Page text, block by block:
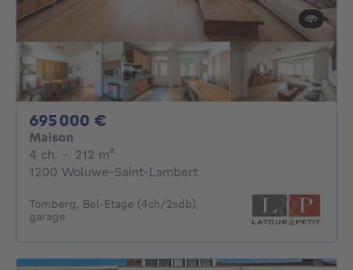
695 000 €
Maison
4 ch. 4 chambres
· 212 m²
1200 Woluwe-Saint-Lambert
Tomberg, Bel-Etage (4ch/2sdb),
garage